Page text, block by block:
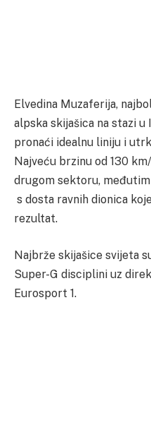
Elvedina Muzaferija,
alpska skijašica na stazi
pronaći idealnu liniju i
Najveću brzinu od 130
drugom sektoru,
s dosta ravnih dionica
rezultat.
Najbrže skijašice svijeta
Super-G disciplini uz
Eurosport 1.